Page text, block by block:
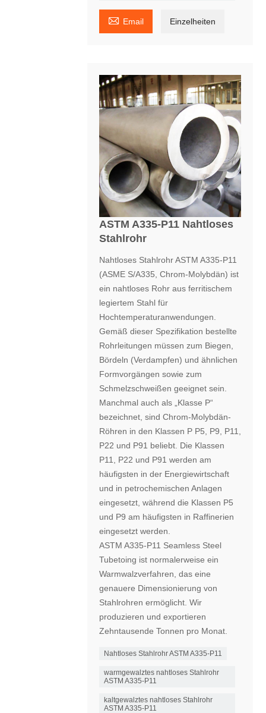
 Email Einzelheiten
ASTM A335-P11 Nahtloses
Stahlrohr
Nahtloses Stahlrohr ASTM A335-P11
(ASME S/A335, Chrom-Molybdän) ist
ein nahtloses Rohr aus ferritischem
legiertem Stahl für
Hochtemperaturanwendungen.
Gemäß dieser Spezifikation bestellte
Rohrleitungen müssen zum Biegen,
Bördeln (Verdampfen) und ähnlichen
Formvorgängen sowie zum
Schmelzschweißen geeignet sein.
Manchmal auch als „Klasse P“
bezeichnet, sind Chrom-Molybdän-
Röhren in den Klassen P P5, P9, P11,
P22 und P91 beliebt. Die Klassen
P11, P22 und P91 werden am
häufigsten in der Energiewirtschaft
und in petrochemischen Anlagen
eingesetzt, während die Klassen P5
und P9 am häufigsten in Raffinerien
eingesetzt werden.
ASTM A335-P11 Seamless Steel
Tubetoing ist normalerweise ein
Warmwalzverfahren, das eine
genauere Dimensionierung von
Stahlrohren ermöglicht. Wir
produzieren und exportieren
Zehntausende Tonnen pro Monat.
Nahtloses Stahlrohr ASTM A335-P11
warmgewalztes nahtloses Stahlrohr
ASTM A335-P11
kaltgewalztes nahtloses Stahlrohr
ASTM A335-P11